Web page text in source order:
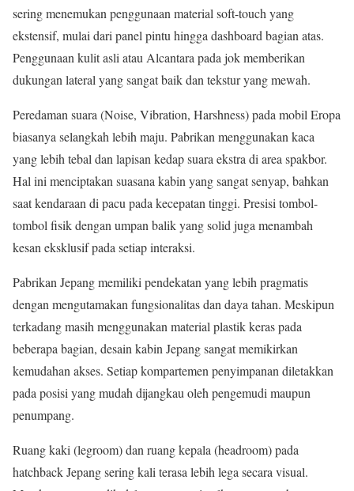
sering menemukan penggunaan material soft-touch yang
ekstensif, mulai dari panel pintu hingga dashboard bagian atas.
Penggunaan kulit asli atau Alcantara pada jok memberikan
dukungan lateral yang sangat baik dan tekstur yang mewah.
Peredaman suara (Noise, Vibration, Harshness) pada mobil Eropa
biasanya selangkah lebih maju. Pabrikan menggunakan kaca
yang lebih tebal dan lapisan kedap suara ekstra di area spakbor.
Hal ini menciptakan suasana kabin yang sangat senyap, bahkan
saat kendaraan di pacu pada kecepatan tinggi. Presisi tombol-
tombol fisik dengan umpan balik yang solid juga menambah
kesan eksklusif pada setiap interaksi.
Pabrikan Jepang memiliki pendekatan yang lebih pragmatis
dengan mengutamakan fungsionalitas dan daya tahan. Meskipun
terkadang masih menggunakan material plastik keras pada
beberapa bagian, desain kabin Jepang sangat memikirkan
kemudahan akses. Setiap kompartemen penyimpanan diletakkan
pada posisi yang mudah dijangkau oleh pengemudi maupun
penumpang.
Ruang kaki (legroom) dan ruang kepala (headroom) pada
hatchback Jepang sering kali terasa lebih lega secara visual.